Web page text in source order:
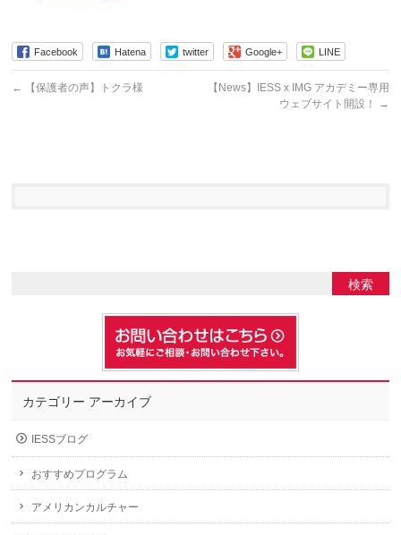
Facebook Hatena twitter Google+ LINE
← 【保護者の声】トクラ様
【News】IESS x IMG アカデミー専用
ウェブサイト開設！
→
カテゴリー アーカイブ
IESSブログ
おすすめプログラム
アメリカンカルチャー